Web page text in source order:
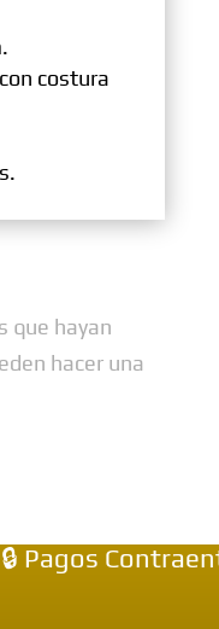
costura
que hayan
hacer una